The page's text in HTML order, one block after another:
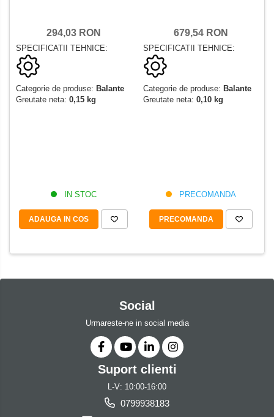
294,03 RON
SPECIFICATII TEHNICE:
Categorie de produse: Balante
Greutate neta: 0,15 kg
IN STOC
ADAUGA IN COS
679,54 RON
SPECIFICATII TEHNICE:
Categorie de produse: Balante
Greutate neta: 0,10 kg
PRECOMANDA
PRECOMANDA
Social
Urmareste-ne in social media
Suport clienti
L-V: 10:00-16:00
0799938183